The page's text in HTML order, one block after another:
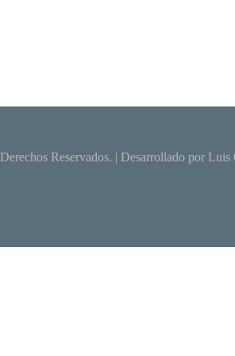
Derechos Reservados. | Desarrollado por Luis